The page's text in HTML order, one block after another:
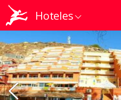
Hoteles